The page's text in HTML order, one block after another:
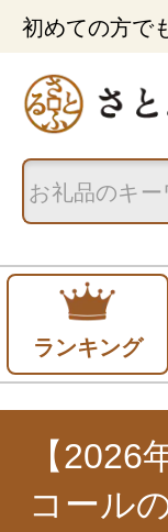
初めての方で
ランキング
【2026
コール